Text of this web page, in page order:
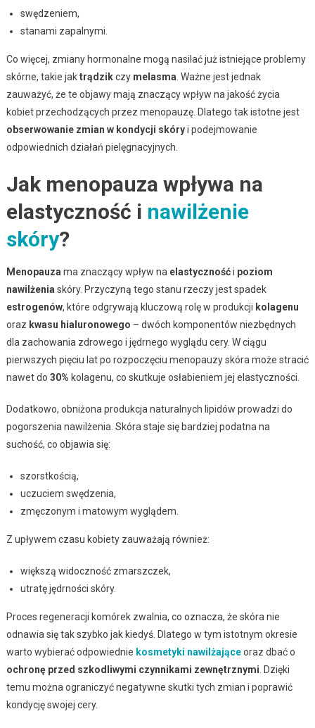
swędzeniem,
stanami zapalnymi.
Co więcej, zmiany hormonalne mogą nasilać już istniejące problemy
skórne, takie jaktrądzikczy melasma . Ważne jest jednak
zauważyć, że te objawy mają znaczący wpływ na jakość życia
kobiet przechodzących przez menopauzę. Dlatego tak istotne jest
obserwowanie zmian w kondycji skóryi podejmowanie
odpowiednich działań pielęgnacyjnych.
Jak menopauza wpływa na
elastyczność i nawilżenie
skóry?
Menopauza ma znaczący wpływ na elastycznośći poziom
nawilżenia skóry. Przyczyną tego stanu rzeczy jest spadek
estrogenów, które odgrywają kluczową rolę w produkcji kolagenu
oraz kwasu hialuronowego – dwóch komponentów niezbędnych
dla zachowania zdrowego i jędrnego wyglądu cery. W ciągu
pierwszych pięciu lat po rozpoczęciu menopauzy skóra może stracić
nawet do 30% kolagenu, co skutkuje osłabieniem jej elastyczności.
Dodatkowo, obniżona produkcja naturalnych lipidów prowadzi do
pogorszenia nawilżenia. Skóra staje się bardziej podatna na
suchość, co objawia się:
szorstkością,
uczuciem swędzenia,
zmęczonym i matowym wyglądem.
Z upływem czasu kobiety zauważają również:
większą widoczność zmarszczek,
utratę jędrności skóry.
Proces regeneracji komórek zwalnia, co oznacza, że skóra nie
odnawia się tak szybko jak kiedyś. Dlatego w tym istotnym okresie
warto wybierać odpowiednie kosmetyki nawilżająceoraz dbać o
ochronę przed szkodliwymi czynnikami zewnętrznymi . Dzięki
temu można ograniczyć negatywne skutki tych zmian i poprawić
kondycję swojej cery.